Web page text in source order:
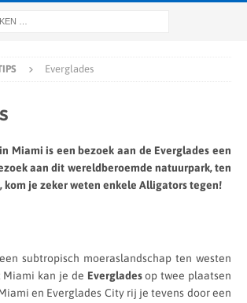
Everglades
Miami is een bezoek aan de Everglades een
aan dit wereldberoemde natuurpark, ten
kom je zeker weten enkele Alligators tegen!
subtropisch moeraslandschap ten westen
Miami kan je de Evergladesop twee plaatsen
en Everglades City rij je tevens door een